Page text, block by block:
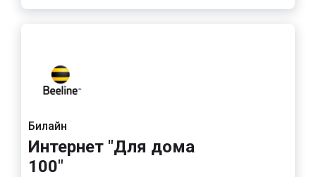
Билайн
Интернет "Для дома
100"